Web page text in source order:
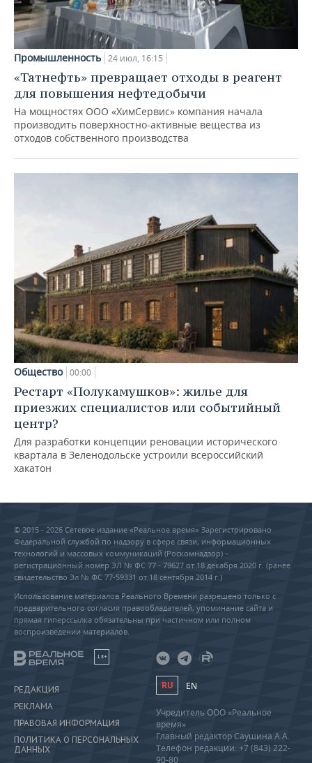
Промышленность 24 июл, 16:15
«Татнефть» превращает отходы в реагент
для повышения нефтедобычи
На мощностях ООО «ХимСервис» компания начала
производить поверхностно-активные вещества из
отходов собственного производства
Общество 00:00
Рестарт «Полукамушков»: жилье для
приезжих специалистов или событийный
центр?
Для разработки концепции реновации исторического
квартала в Зеленодольске устроили всероссийский
хакатон
© 2015 - 2026 Сетевое издание «Реальное время» Зарегистрировано
Федеральной службой по надзору в сфере связи, информационных
технологий и массовых коммуникаций (Роскомнадзор) –
регистрационный номер ЭЛ № ФС 77 - 79627 от 18 декабря 2020 г. (ранее
свидетельство Эл № ФС 77-59331 от 18 сентября 2014 г.)
Использование материалов Реального Времени разрешено только с
предварительного согласия правообладателей, упоминание сайта и
прямая гиперссылка обязательны при частичном или полном
воспроизведении материалов.
18+
РЕДАКЦИЯ
РЕКЛАМА
ПРАВОВАЯ ИНФОРМАЦИЯ
ПОЛИТИКА О ПЕРСОНАЛЬНЫХ
ДАННЫХ
RU EN
Учредитель ООО «Реальное
время»
Главный редактор Саушина А.А.
Телефон редакции: +7 (843) 222-
90-80